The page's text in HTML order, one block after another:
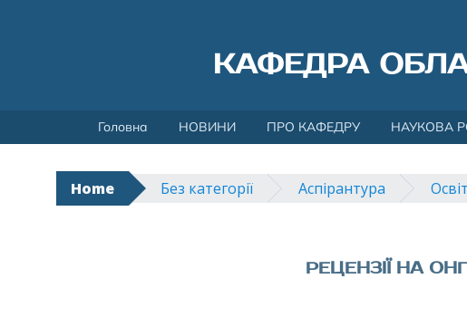
КАФЕДРА
to
Головна НОВИНИ ПРО КАФЕДРУ НАУКОВА
Home Без категорії Аспірантура
РЕЦЕНЗІЇ НА